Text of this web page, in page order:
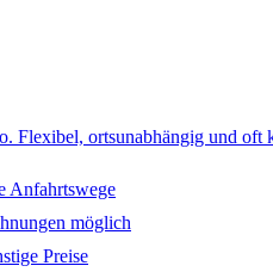
Flexibel, ortsunabhängig und oft
Anfahrtswege
möglich
Preise